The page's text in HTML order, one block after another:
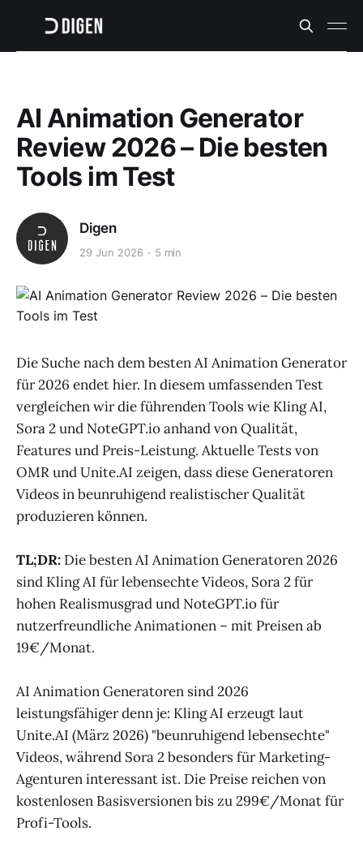
AI Animation Generator
Review 2026 – Die besten
Tools im Test
Digen
29 Jun 2026 5 min
Die Suche nach dem besten AI Animation Generator
für 2026 endet hier. In diesem umfassenden Test
vergleichen wir die führenden Tools wie Kling AI,
Sora 2 und NoteGPT.io anhand von Qualität,
Features und Preis-Leistung. Aktuelle Tests von
OMR und Unite.AI zeigen, dass diese Generatoren
Videos in beunruhigend realistischer Qualität
produzieren können.
TL;DR: Die besten AI Animation Generatoren 2026
sind Kling AI für lebensechte Videos, Sora 2 für
hohen Realismusgrad und NoteGPT.io für
nutzerfreundliche Animationen – mit Preisen ab
19€/Monat.
AI Animation Generatoren sind 2026
leistungsfähiger denn je: Kling AI erzeugt laut
Unite.AI (März 2026) "beunruhigend lebensechte"
Videos, während Sora 2 besonders für Marketing-
Agenturen interessant ist. Die Preise reichen von
kostenlosen Basisversionen bis zu 299€/Monat für
Profi-Tools.